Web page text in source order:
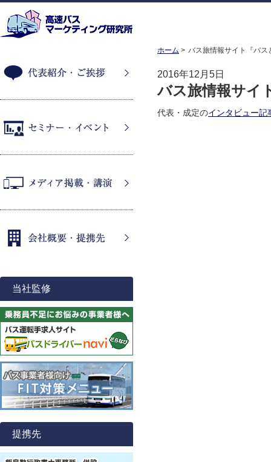
ホーム バス旅情報サイト『バス
2016年12月5日
バス旅情報サイ
代表・成定のインタビュー記
当社監修
提携先